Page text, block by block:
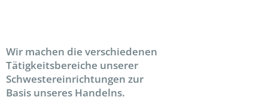
Wir machen die verschiedenen
Tätigkeitsbereiche unserer
Schwestereinrichtungen zur
Basis unseres Handelns.